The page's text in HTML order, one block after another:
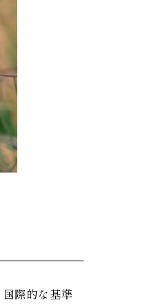
際的な基準